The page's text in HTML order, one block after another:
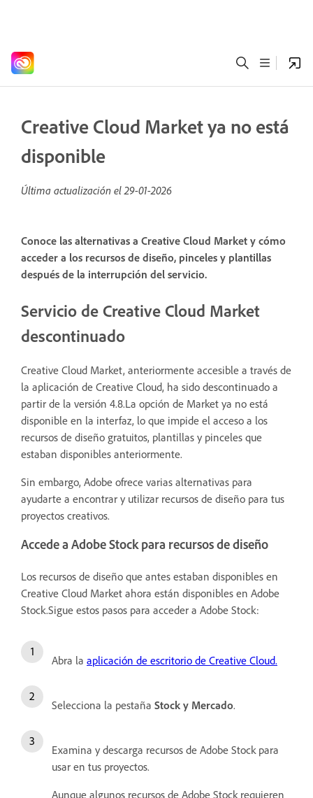
Creative Cloud Market ya no está
disponible
Última actualización el29-01-2026
Conoce las alternativas a Creative Cloud Market y cómo
acceder a los recursos de diseño, pinceles y plantillas
después de la interrupción del servicio.
Servicio de Creative Cloud Market
descontinuado
Creative Cloud Market, anteriormente accesible a través de
la aplicación de Creative Cloud, ha sido descontinuado a
partir de la versión 4.8.La opción de Market ya no está
disponible en la interfaz, lo que impide el acceso a los
recursos de diseño gratuitos, plantillas y pinceles que
estaban disponibles anteriormente.
Sin embargo, Adobe ofrece varias alternativas para
ayudarte a encontrar y utilizar recursos de diseño para tus
proyectos creativos.
Accede a Adobe Stock para recursos de diseño
Los recursos de diseño que antes estaban disponibles en
Creative Cloud Market ahora están disponibles en Adobe
Stock.Sigue estos pasos para acceder a Adobe Stock:
Abra la aplicación de escritorio de Creative Cloud.
Selecciona la pestaña Stock y Mercado.
Examina y descarga recursos de Adobe Stock para
usar en tus proyectos.
Aunque algunos recursos de Adobe Stock requieren